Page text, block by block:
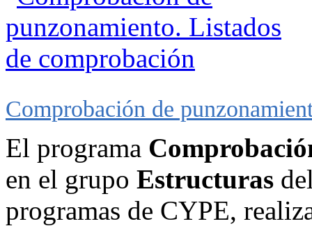
Comprobación de
El programa
en el grupo Estructuras
programas de CYPE,